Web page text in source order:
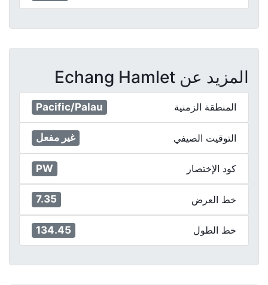
المزيد عن Echang Hamlet
المنطقة الزمنية Pacific/Palau
التوقيت الصيفي غير مفعل
كود الإختصار PW
خط العرض 7.35
خط الطول 134.45